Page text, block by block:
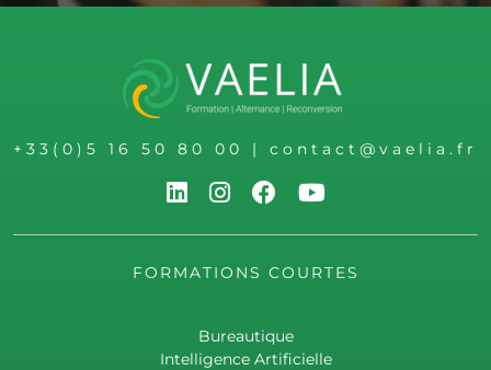
+33(0)5 16 50 80 00 | contact@vaelia.fr
FORMATIONS COURTES
Bureautique
Intelligence Artificielle